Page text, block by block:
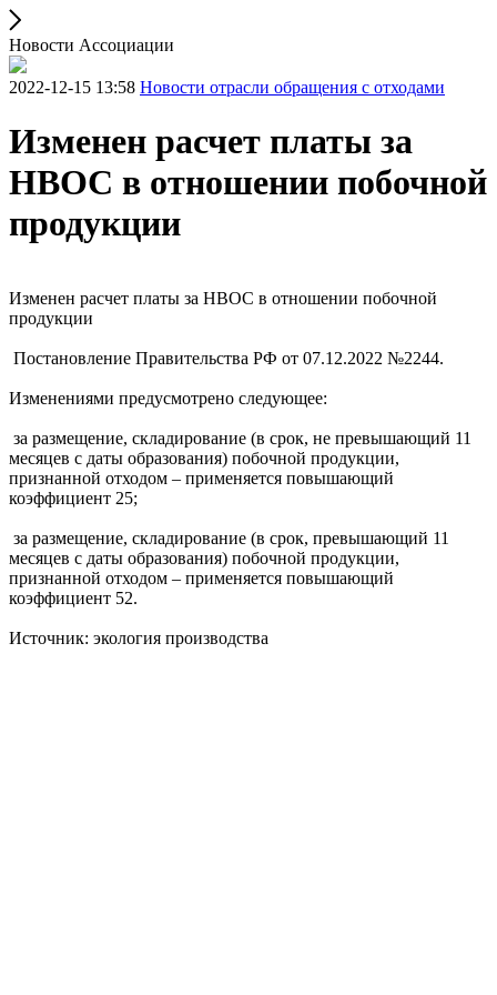
Новости Ассоциации
2022-12-15 13:58 Новости отрасли обращения с отходами
Изменен расчет платы за
НВОС в отношении побочной
продукции
Изменен расчет платы за НВОС в отношении побочной
продукции
Постановление Правительства РФ от 07.12.2022 №2244.
Изменениями предусмотрено следующее:
за размещение, складирование (в срок, не превышающий 11
месяцев с даты образования) побочной продукции,
признанной отходом – применяется повышающий
коэффициент 25;
за размещение, складирование (в срок, превышающий 11
месяцев с даты образования) побочной продукции,
признанной отходом – применяется повышающий
коэффициент 52.
Источник: экология производства